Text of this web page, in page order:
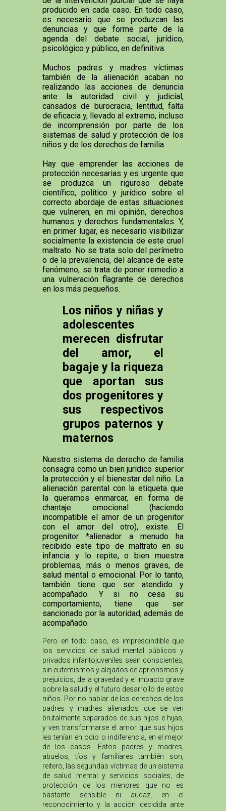
producido en cada caso. En todo caso,
es necesario que se produzcan las
denuncias y que forme parte de la
agenda del debate social, jurídico,
psicológico y público, en definitiva.
Muchos padres y madres víctimas
también de la alienación acaban no
realizando las acciones de denuncia
ante la autoridad civil y judicial,
cansados de burocracia, lentitud, falta
de eficacia y, llevado al extremo, incluso
de incomprensión por parte de los
sistemas de salud y protección de los
niños y de los derechos de familia.
Hay que emprender las acciones de
protección necesarias y es urgente que
se produzca un riguroso debate
científico, político y jurídico sobre el
correcto abordaje de estas situaciones
que vulneren, en mi opinión, derechos
humanos y derechos fundamentales. Y,
en primer lugar, es necesario visibilizar
socialmente la existencia de este cruel
maltrato. No se trata solo del perímetro
o de la prevalencia, del alcance de este
fenómeno, se trata de poner remedio a
una vulneración flagrante de derechos
en los más pequeños.
Los niños y niñas y
adolescentes
merecen disfrutar
del amor, el
bagaje y la riqueza
que aportan sus
dos progenitores y
sus respectivos
grupos paternos y
maternos
Nuestro sistema de derecho de familia
consagra como un bien jurídico superior
la protección y el bienestar del niño. La
alienación parental con la etiqueta que
la queramos enmarcar, en forma de
chantaje emocional (haciendo
incompatible el amor de un progenitor
con el amor del otro), existe. El
progenitor *alienador a menudo ha
recibido este tipo de maltrato en su
infancia y lo repite, o bien muestra
problemas, más o menos graves, de
salud mental o emocional. Por lo tanto,
también tiene que ser atendido y
acompañado. Y si no cesa su
comportamiento, tiene que ser
sancionado por la autoridad, además de
acompañado.
Pero en todo caso, es imprescindible que
los servicios de salud mental públicos y
privados infantojuveniles sean conscientes,
sin eufemismos y alejados de apriorismos y
prejuicios, de la gravedad y el impacto grave
sobre la salud y el futuro desarrollo de estos
niños. Por no hablar de los derechos de los
padres y madres alienados que se ven
brutalmente separados de sus hijos e hijas,
y ven transformarse el amor que sus hijos
les tenían en odio o indiferencia, en el mejor
de los casos. Estos padres y madres,
abuelos, tíos y familiares también son,
reitero, las segundas víctimas de un sistema
de salud mental y servicios sociales, de
protección de los menores que no es
bastante sensible ni audaz, en el
reconocimiento y la acción decidida ante